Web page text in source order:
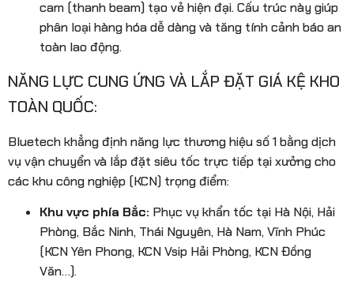
cam (thanh beam) tạo vẻ hiện đại. Cấu trúc này giúp
phân loại hàng hóa dễ dàng và tăng tính cảnh báo an
toàn lao động.
NĂNG LỰC CUNG ỨNG VÀ LẮP ĐẶT GIÁ KỆ KHO
TOÀN QUỐC:
Bluetech khẳng định năng lực thương hiệu số 1 bằng dịch
vụ vận chuyển và lắp đặt siêu tốc trực tiếp tại xưởng cho
các khu công nghiệp (KCN) trọng điểm:
Khu vực phía Bắc: Phục vụ khẩn tốc tại Hà Nội, Hải
Phòng, Bắc Ninh, Thái Nguyên, Hà Nam, Vĩnh Phúc
(KCN Yên Phong, KCN Vsip Hải Phòng, KCN Đồng
Văn…).